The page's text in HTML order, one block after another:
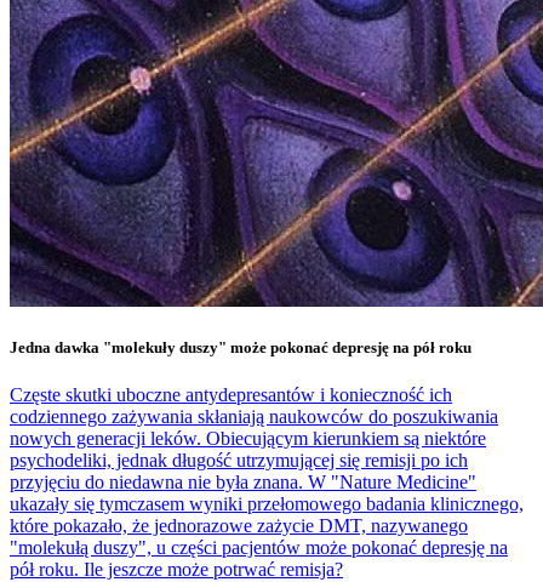
Jedna dawka "molekuły duszy" może pokonać depresję na pół roku
Częste skutki uboczne antydepresantów i konieczność ich
codziennego zażywania skłaniają naukowców do poszukiwania
nowych generacji leków. Obiecującym kierunkiem są niektóre
psychodeliki, jednak długość utrzymującej się remisji po ich
przyjęciu do niedawna nie była znana. W "Nature Medicine"
ukazały się tymczasem wyniki przełomowego badania klinicznego,
które pokazało, że jednorazowe zażycie DMT, nazywanego
"molekułą duszy", u części pacjentów może pokonać depresję na
pół roku. Ile jeszcze może potrwać remisja?